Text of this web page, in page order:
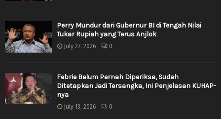
Perry Mundur dari Gubernur BI di Tengah Nilai
Tukar Rupiah yang Terus Anjlok
July 27, 2026 0
Febrie Belum Pernah Diperiksa, Sudah
Ditetapkan Jadi Tersangka, Ini Penjelasan KUHAP-
nya
July 13, 2026 0